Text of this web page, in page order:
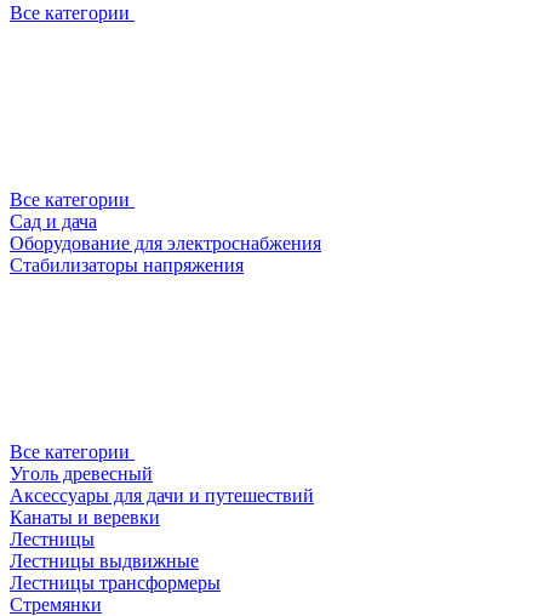
Все категории
Все категории
Сад и дача
Оборудование для электроснабжения
Стабилизаторы напряжения
Все категории
Уголь древесный
Аксессуары для дачи и путешествий
Канаты и веревки
Лестницы
Лестницы выдвижные
Лестницы трансформеры
Стремянки